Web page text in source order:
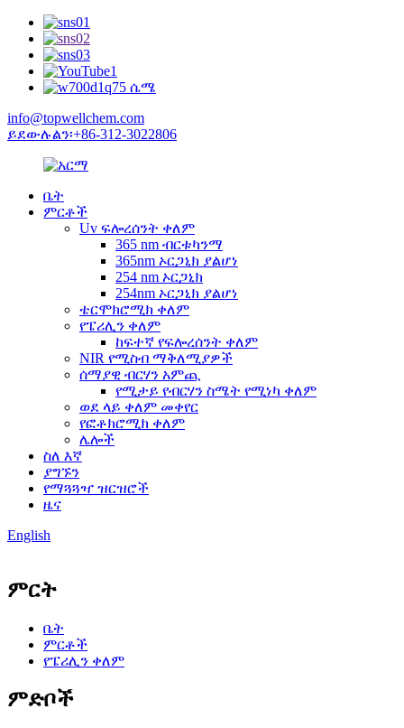
info@topwellchem.com
ይደውሉልን፡+86-312-3022806
ቤት
ምርቶች
Uv ፍሎረሰንት ቀለም
365 nm ብርቱካንማ
365nm ኦርጋኒክ ያልሆነ
254 nm ኦርጋኒክ
254nm ኦርጋኒክ ያልሆነ
ቴርሞክሮሚክ ቀለም
የፔሪሊን ቀለም
ከፍተኛ የፍሎረሰንት ቀለም
NIR የሚስብ ማቅለሚያዎች
ሰማያዊ ብርሃን አምጪ
የሚታይ የብርሃን ስሜት የሚነካ ቀለም
ወደ ላይ ቀለም መቀየር
የፎቶክሮሚክ ቀለም
ሌሎች
ስለ እኛ
ያግኙን
የማጓጓዣ ዝርዝሮች
ዜና
English
ምርት
ቤት
ምርቶች
የፔሪሊን ቀለም
ምድቦች